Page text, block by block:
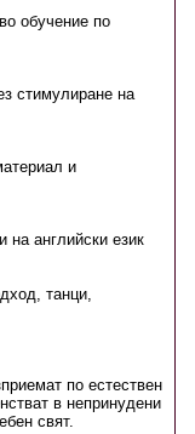
обучение по
стимулиране на
и
на английски език
танци,
по естествен
в непринудени
свят.